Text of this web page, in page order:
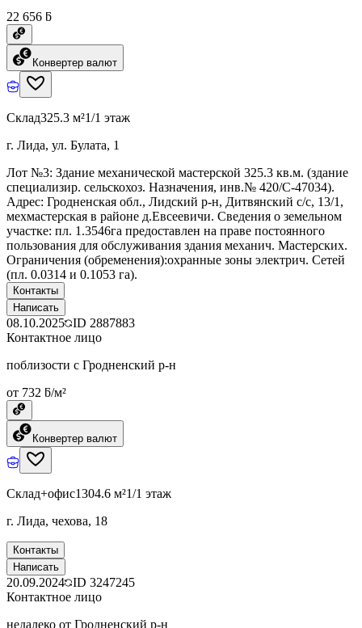
22 656 ƃ
Конвертер валют
Склад325.3 м²1/1 этаж
г. Лида, ул. Булата, 1
Лот №3: Здание механической мастерской 325.3 кв.м. (здание
специализир. сельскохоз. Назначения, инв.№ 420/C-47034).
Адрес: Гродненская обл., Лидский р-н, Дитвянский с/с, 13/1,
мехмастерская в районе д.Евсеевичи. Сведения о земельном
участке: пл. 1.3546га предоставлен на праве постоянного
пользования для обслуживания здания механич. Мастерских.
Ограничения (обременения):охранные зоны электрич. Сетей
(пл. 0.0314 и 0.1053 га).
Контакты
Написать
08.10.2025 ID 2887883
Контактное лицо
поблизости с Гродненский р-н
от 732 ƃ/м²
Конвертер валют
Склад+офис1304.6 м²1/1 этаж
г. Лида, чехова, 18
Контакты
Написать
20.09.2024 ID 3247245
Контактное лицо
недалеко от Гродненский р-н